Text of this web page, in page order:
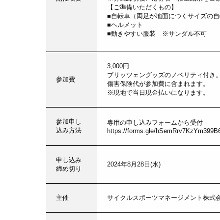
【ご準備いただくもの】
■自転車（両足が地面につくサイズの自
■ヘルメット
■動きやすい服装 ※サンダル不可
参加費
3,000円
ブリッツェングッズのノベリティ付き。
傷害保険代が参加費に含まれます。
※現地で当日現金払いになります。
参加申し
込み方法
専用の申し込みフォームから受付
https://forms.gle/
申し込み
締め切り
2024年8月28日(水)
主催 サイクルスポーツマネージメント株式